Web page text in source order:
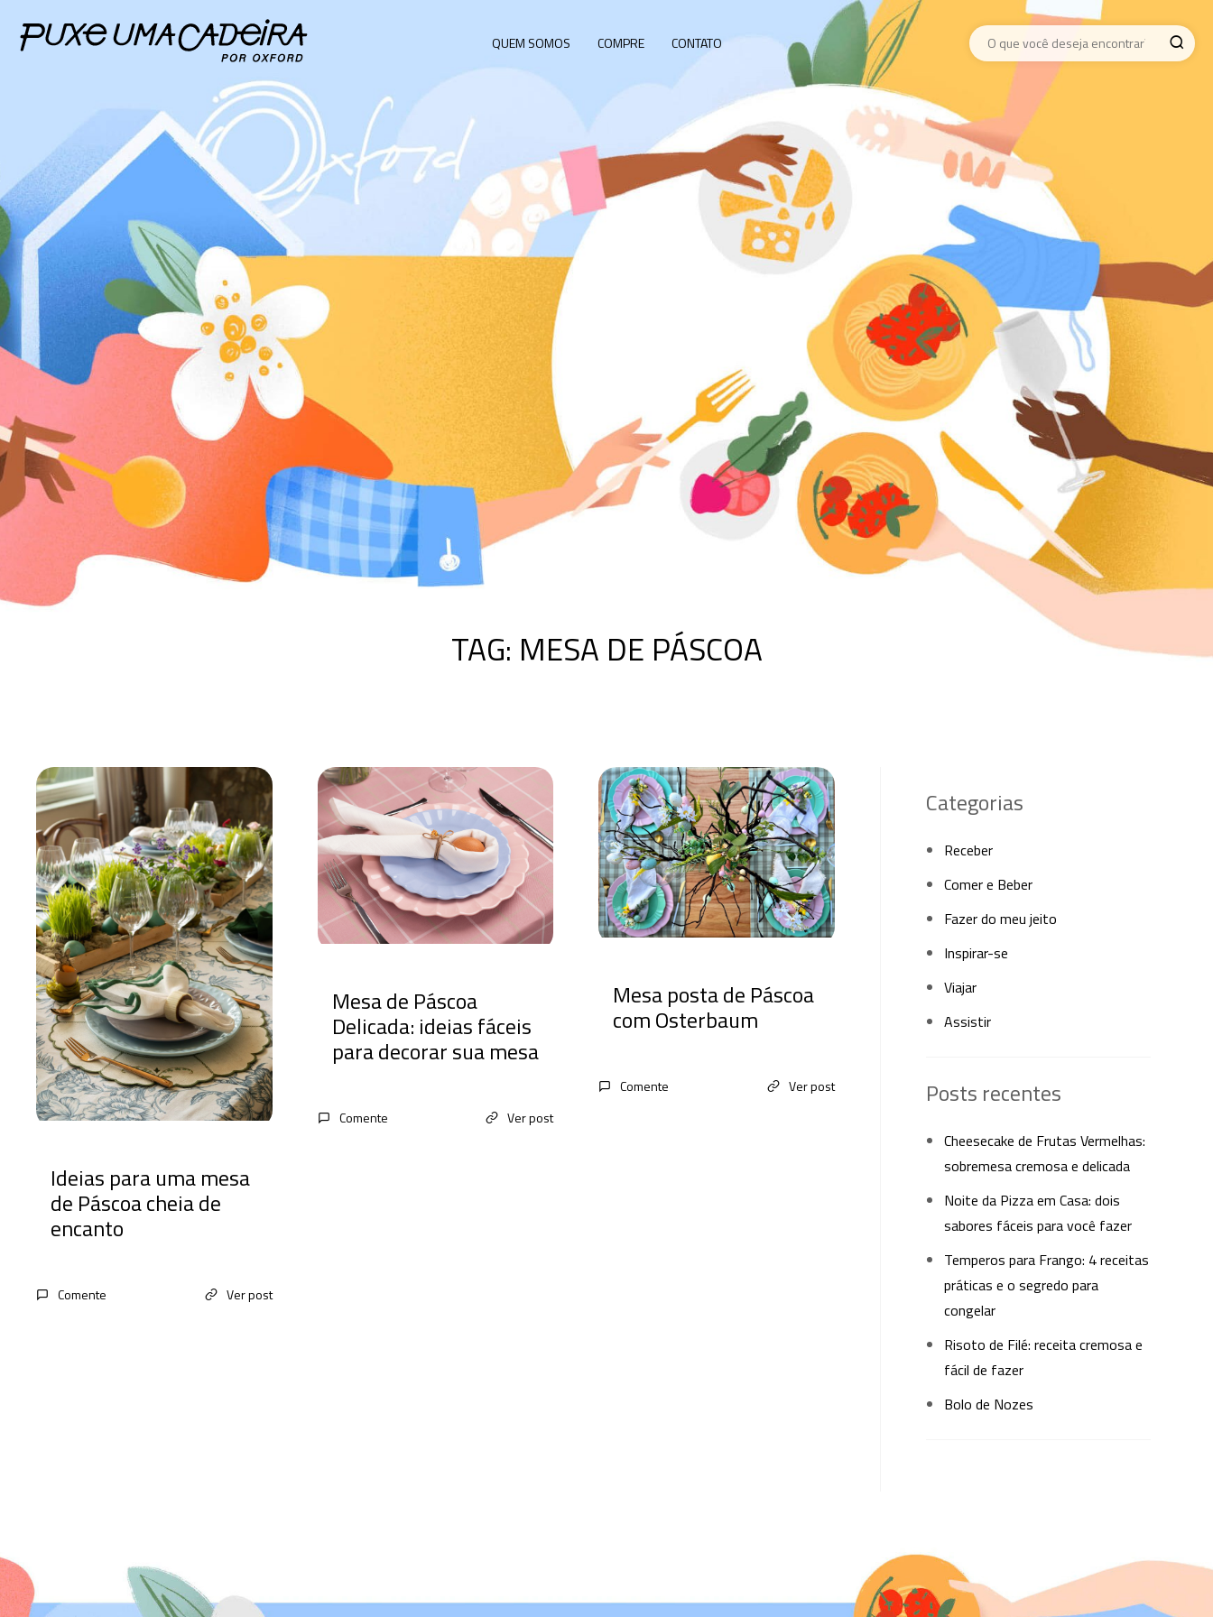
QUEM SOMOS COMPRE CONTATO
TAG: MESA DE PÁSCOA
Ideias para uma mesa
de Páscoa cheia de
encanto
Comente Ver post
Mesa de Páscoa
Delicada: ideias fáceis
para decorar sua mesa
Comente Ver post
Mesa posta de Páscoa
com Osterbaum
Comente Ver post
Categorias
Receber
Comer e Beber
Fazer do meu jeito
Inspirar-se
Viajar
Assistir
Posts recentes
Cheesecake de Frutas Vermelhas:
sobremesa cremosa e delicada
Noite da Pizza em Casa: dois
sabores fáceis para você fazer
Temperos para Frango: 4 receitas
práticas e o segredo para
congelar
Risoto de Filé: receita cremosa e
fácil de fazer
Bolo de Nozes